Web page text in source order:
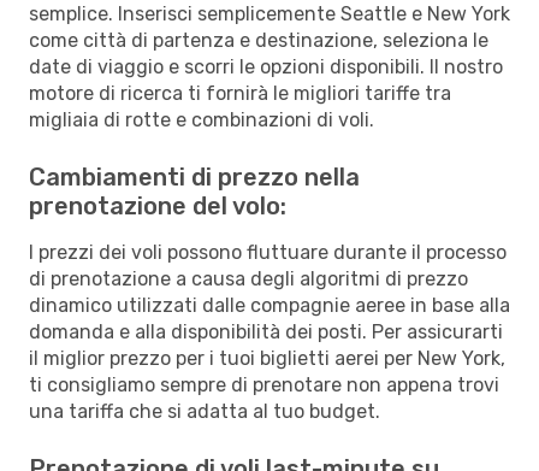
semplice. Inserisci semplicemente Seattle e New York
come città di partenza e destinazione, seleziona le
date di viaggio e scorri le opzioni disponibili. Il nostro
motore di ricerca ti fornirà le migliori tariffe tra
migliaia di rotte e combinazioni di voli.
Cambiamenti di prezzo nella
prenotazione del volo:
I prezzi dei voli possono fluttuare durante il processo
di prenotazione a causa degli algoritmi di prezzo
dinamico utilizzati dalle compagnie aeree in base alla
domanda e alla disponibilità dei posti. Per assicurarti
il miglior prezzo per i tuoi biglietti aerei per New York,
ti consigliamo sempre di prenotare non appena trovi
una tariffa che si adatta al tuo budget.